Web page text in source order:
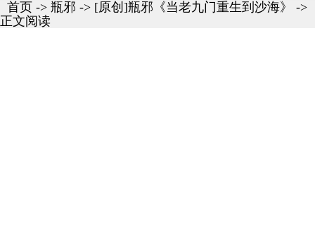
首页 -> 瓶邪 -> [原创]瓶邪《当老九门重生到沙海》
->
正文阅读